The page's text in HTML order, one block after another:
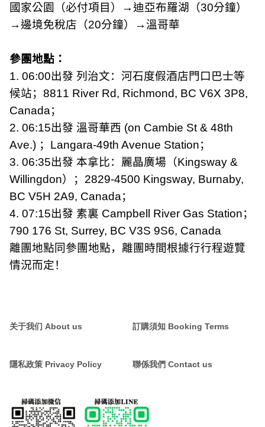
國家公園（必付項目）→迪亞布羅湖（30分鐘）
→邊境免稅店（20分鐘）→溫哥華
參團地點：
1. 06:00出發 列治文：河石度假酒店門口巴士等
候站； 8811 River Rd, Richmond, BC V6X 3P8,
Canada；
2. 06:15出發 溫哥華西 (on Cambie St & 48th
Ave.) ； Langara-49th Avenue Station；
3. 06:35出發 本拿比：麗晶廣場（Kingsway &
Willingdon）； 2829-4500 Kingsway, Burnaby,
BC V5H 2A9, Canada；
4. 07:15出發 素裏 Campbell River Gas Station；
790 176 St, Surrey, BC V3S 9S6, Canada
離團地點同參團地點，離團時間根據行行程遊覽
情況而定！
关于我们 About us 訂購須知 Booking Terms
隱私政策 Privacy Policy 聯係我們 Contact us